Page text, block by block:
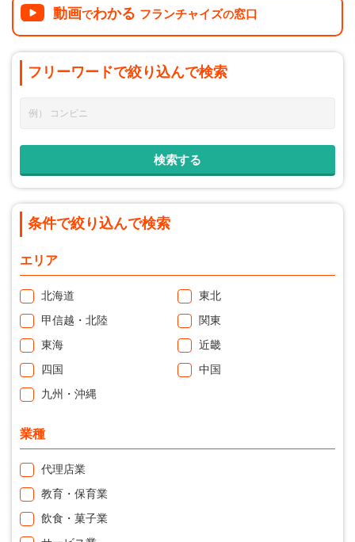
動画でわかる フランチャイズの窓口
フリーワードで絞り込んで検索
条件で絞り込んで検索
エリア
北海道
東北
甲信越・北陸
関東
東海
近畿
四国
中国
九州・沖縄
業種
代理店業
教育・保育業
飲食・菓子業